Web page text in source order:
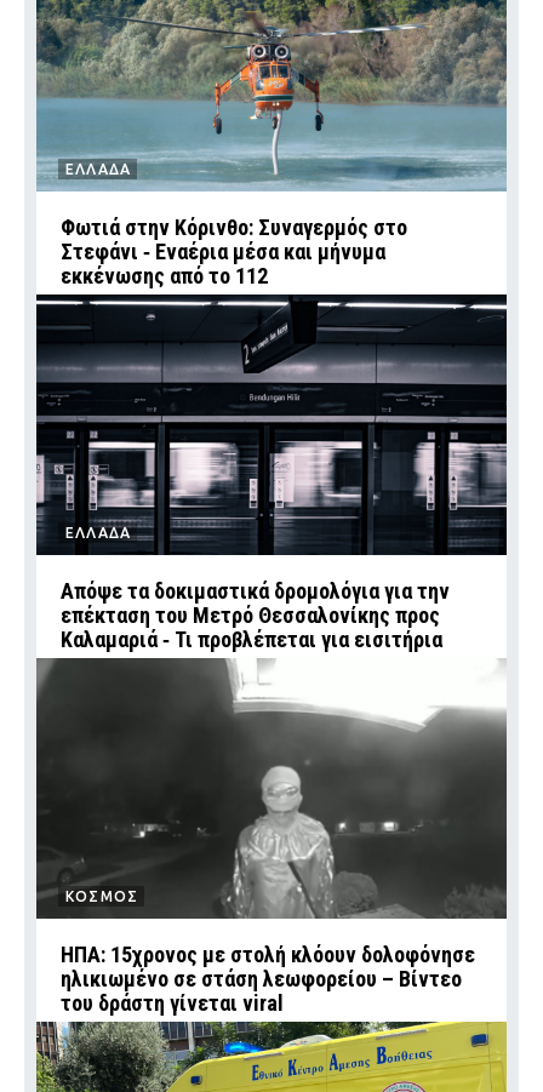
ΕΛΛΑΔΑ
Φωτιά στην Κόρινθο: Συναγερμός στο
Στεφάνι ‑ Εναέρια μέσα και μήνυμα
εκκένωσης από το 112
ΕΛΛΑΔΑ
Απόψε τα δοκιμαστικά δρομολόγια για την
επέκταση του Μετρό Θεσσαλονίκης προς
Καλαμαριά ‑ Τι προβλέπεται για εισιτήρια
ΚΟΣΜΟΣ
ΗΠΑ: 15χρονος με στολή κλόουν δολοφόνησε
ηλικιωμένο σε στάση λεωφορείου – Βίντεο
του δράστη γίνεται viral